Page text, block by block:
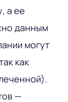
а ее
данным
могут
как
—